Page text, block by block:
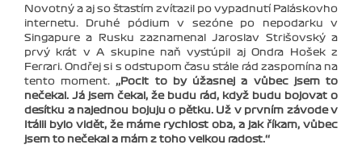
Novotný a aj so šťastím zvíťazil po vypadnutí Paláskovho
internetu. Druhé pódium v sezóne po nepodarku v
Singapure a Rusku zaznamenal Jaroslav Strišovský a
prvý krát v A skupine naň vystúpil aj Ondra Hošek z
Ferrari. Ondřej si s odstupom času stále rád zaspomína na
tento moment. ‚‚Pocit to by úžasnej a vůbec jsem to
nečekal. Já jsem čekal, že budu rád, když budu bojovat o
desítku a najednou bojuju o pětku. Už v prvním závode v
Itálii bylo vidět, že máme rychlost oba, a jak říkam, vůbec
jsem to nečekal a mám z toho velkou radost.‘‘